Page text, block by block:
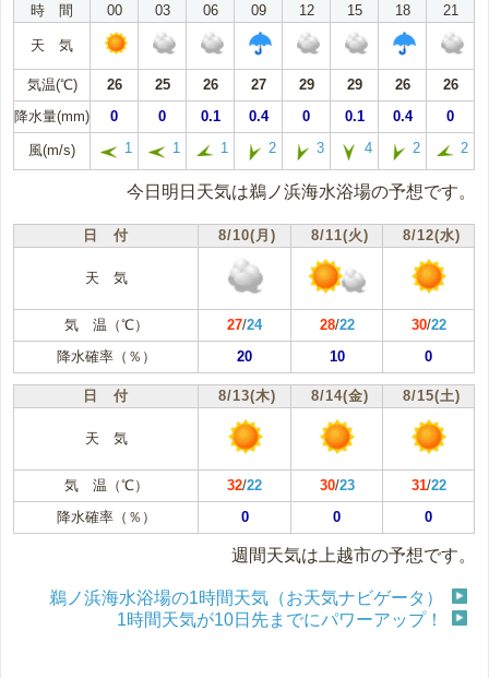
時 間
00 03 06 09 12 15 18 21
天 気
気温(℃) 26 25 26 27 29 29 26
26
降水量(mm)
0 0 0.1 0.4 0 0.1 0.4 0
風(m/s) 1 1 1 2 3 4 2 2
今日明日天気は鵜ノ浜海水浴場の予想です。
日 付 8/10(月) 8/11(火) 8/12(水)
天 気
気 温（℃） 27/24 28/22 30/22
降水確率（％）
20 10 0
日 付 8/13(木) 8/14(金) 8/15(土)
天 気
気 温（℃） 32/22 30/23 31/22
降水確率（％）
0 0 0
週間天気は上越市の予想です。
鵜ノ浜海水浴場の1時間天気（お天気ナビゲータ）
1時間天気が10日先までにパワーアップ！